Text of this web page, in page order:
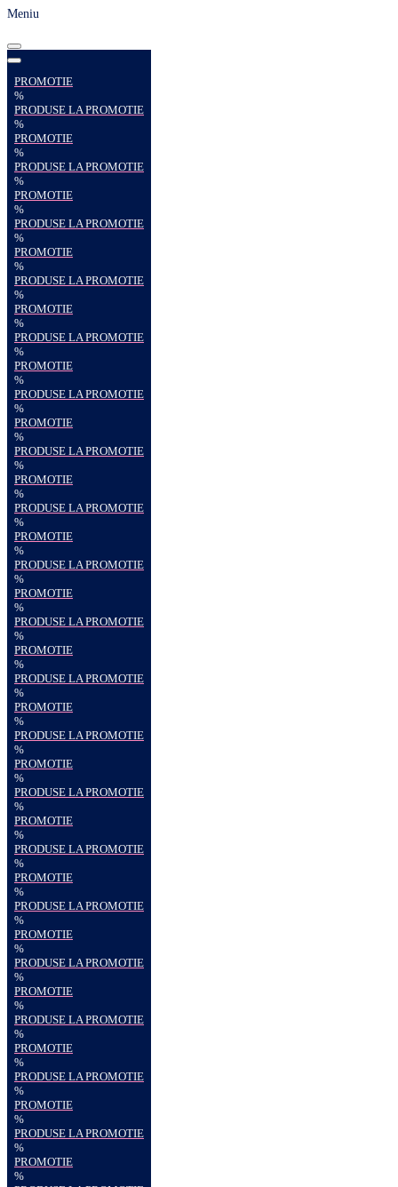
Meniu
PROMOTIE
%
PRODUSE LA PROMOTIE
%
PROMOTIE
%
PRODUSE LA PROMOTIE
%
PROMOTIE
%
PRODUSE LA PROMOTIE
%
PROMOTIE
%
PRODUSE LA PROMOTIE
%
PROMOTIE
%
PRODUSE LA PROMOTIE
%
PROMOTIE
%
PRODUSE LA PROMOTIE
%
PROMOTIE
%
PRODUSE LA PROMOTIE
%
PROMOTIE
%
PRODUSE LA PROMOTIE
%
PROMOTIE
%
PRODUSE LA PROMOTIE
%
PROMOTIE
%
PRODUSE LA PROMOTIE
%
PROMOTIE
%
PRODUSE LA PROMOTIE
%
PROMOTIE
%
PRODUSE LA PROMOTIE
%
PROMOTIE
%
PRODUSE LA PROMOTIE
%
PROMOTIE
%
PRODUSE LA PROMOTIE
%
PROMOTIE
%
PRODUSE LA PROMOTIE
%
PROMOTIE
%
PRODUSE LA PROMOTIE
%
PROMOTIE
%
PRODUSE LA PROMOTIE
%
PROMOTIE
%
PRODUSE LA PROMOTIE
%
PROMOTIE
%
PRODUSE LA PROMOTIE
%
PROMOTIE
%